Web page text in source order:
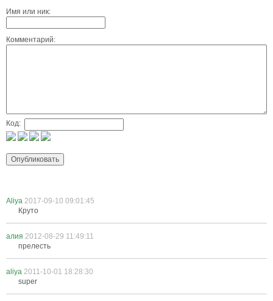
Имя или ник:
Комментарий:
Код:
Aliya 2017-09-10 09:01:45
Круто
алия 2012-08-29 11:49:11
прелесть
aliya 2011-10-01 18:28:30
super